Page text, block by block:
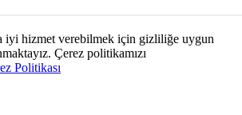
iyi hizmet verebilmek için gizliliğe uygun
Çerez politikamızı
Politikası